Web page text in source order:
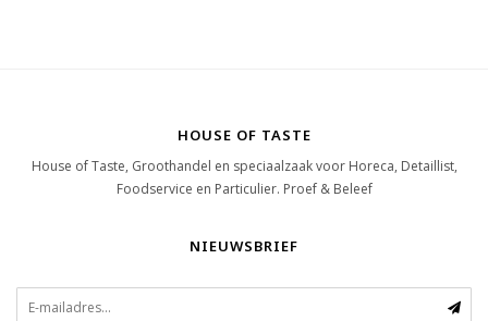
HOUSE OF TASTE
House of Taste, Groothandel en speciaalzaak voor Horeca, Detaillist,
Foodservice en Particulier. Proef & Beleef
NIEUWSBRIEF